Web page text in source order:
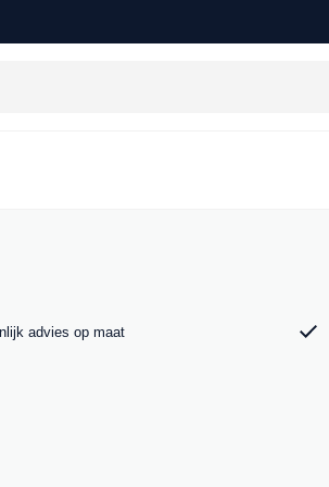
ons aanbod
advies op maat